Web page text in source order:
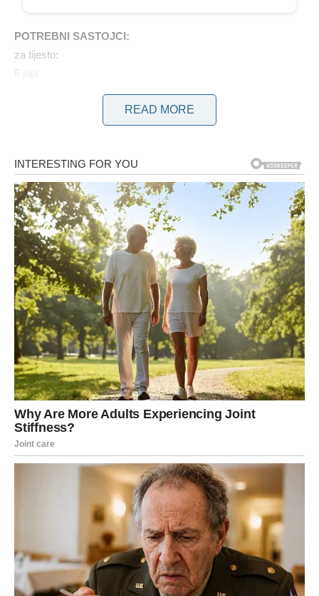
POTREBNI SASTOJCI:
za tijesto:
6 jaja
1 kašičica praška za pecivo
Za kremu:
4 jaja
Prstohvat soli
100g šećera
120 g kukuruznog škroba
1L mlijeka
200 g putera
200g čokolade
15 g kakao praha
100 g lešnika (prženih i iseckanih)
8 g vanilin šećera
Za preljev:
400 ml kreme (33% masti)
50g šećera
300 g krem ​​sira
READ MORE